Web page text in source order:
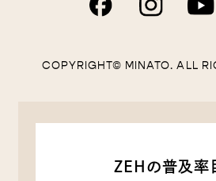
COPYRIGHT© MINATO. ALL
ZEHの普及率